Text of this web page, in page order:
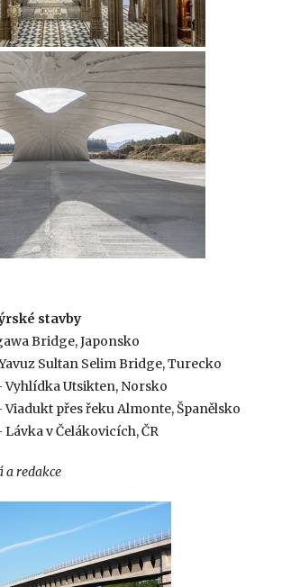
stavby
Bridge, Japonsko
Sultan Selim Bridge, Turecko
Vyhlídka Utsikten, Norsko
Viadukt přes řeku Almonte, Španělsko
v Čelákovicích, ČR
a redakce